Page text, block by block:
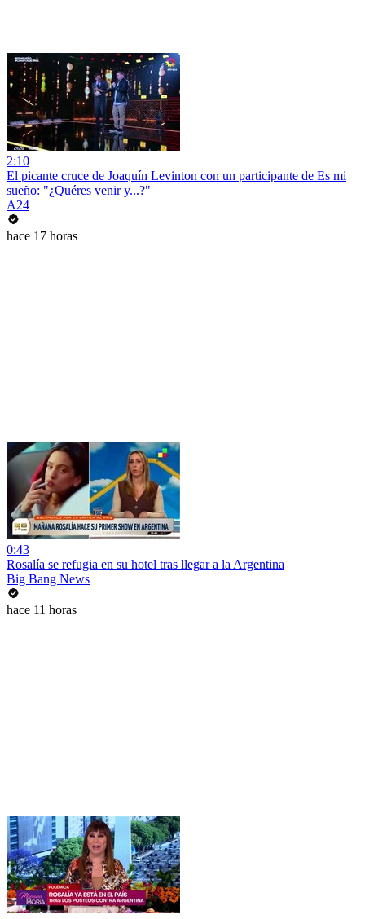
2:10
El picante cruce de Joaquín Levinton con un participante de Es mi
sueño: "¿Quéres venir y...?"
A24
hace 17 horas
0:43
Rosalía se refugia en su hotel tras llegar a la Argentina
Big Bang News
hace 11 horas